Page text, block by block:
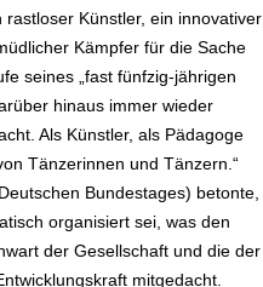
Künstler, ein innovativer
Kämpfer für die Sache
seines „fast fünfzig-jährigen
hinaus immer wieder
Als Künstler, als Pädagoge
Tänzerinnen und Tänzern.“
Bundestages) betonte,
organisiert sei, was den
der Gesellschaft und die der
mitgedacht.